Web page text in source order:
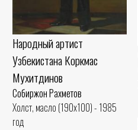
Народный артист
Узбекистана Коркмас
Мухитдинов
Собиржон Рахметов
Холст, масло (190x100) - 1985
год